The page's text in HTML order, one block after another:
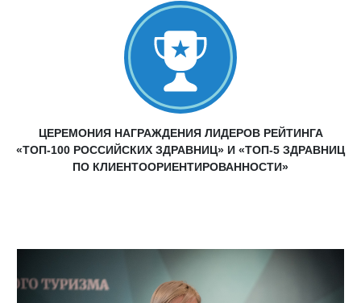
ЦЕРЕМОНИЯ НАГРАЖДЕНИЯ ЛИДЕРОВ РЕЙТИНГА
«ТОП-100 РОССИЙСКИХ ЗДРАВНИЦ» И «ТОП-5 ЗДРАВНИЦ
ПО КЛИЕНТООРИЕНТИРОВАННОСТИ»